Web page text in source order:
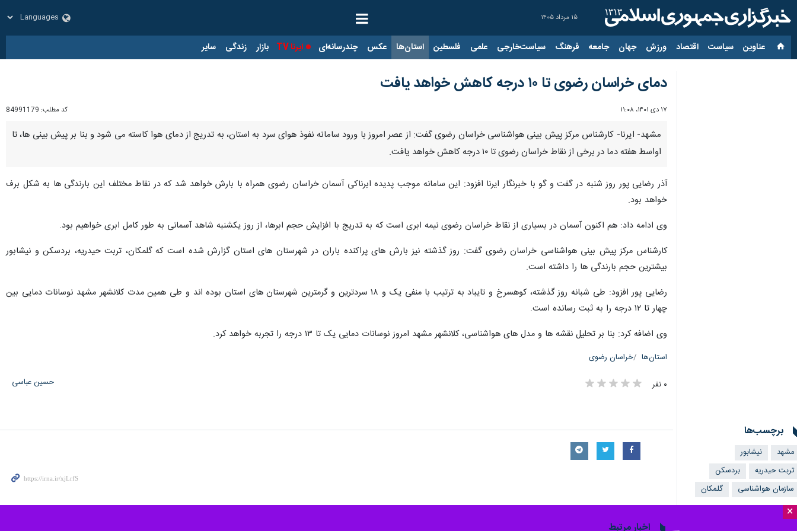
۱۵ مرداد ۱۴۰۵
عناوین‌ سیاست اقتصاد ورزش جهان جامعه فرهنگ سیاست‌خارجی علمی فلسطین استان‌ها عکس چندرسانه‌ای ایرنا TV بازار زندگی سایر
×
دمای خراسان رضوی تا ۱۰ درجه کاهش خواهد یافت
۱۷ دی ۱۴۰۱، ۱۱:۰۸ کد مطلب: 84991179
مشهد- ایرنا- کارشناس مرکز پیش بینی هواشناسی خراسان رضوی گفت: از عصر امروز با ورود سامانه نفوذ هوای سرد به استان، به تدریج از دمای هوا کاسته می شود و بنا بر پیش بینی ها، تا
اواسط هفته دما در برخی از نقاط خراسان رضوی تا ۱۰ درجه کاهش خواهد یافت.
آذر رضایی پور روز شنبه در گفت و گو با خبرنگار ایرنا افزود: این سامانه موجب پدیده ابرناکی آسمان خراسان رضوی همراه با بارش خواهد شد که در نقاط مختلف این بارندگی ها به شکل برف
خواهد بود.
وی ادامه داد: هم اکنون آسمان در بسیاری از نقاط خراسان رضوی نیمه ابری است که به تدریج با افزایش حجم ابرها، از روز یکشنبه شاهد آسمانی به طور کامل ابری خواهیم بود.
کارشناس مرکز پیش بینی هواشناسی خراسان رضوی گفت: روز گذشته نیز بارش های پراکنده باران در شهرستان های استان گزارش شده است که گلمکان، تربت حیدریه، بردسکن و نیشابور
بیشترین حجم بارندگی ها را داشته است.
رضایی پور افزود: طی شبانه روز گذشته، کوهسرخ و تایباد به ترتیب با منفی یک و ۱۸ سردترین و گرمترین شهرستان های استان بوده اند و طی همین مدت کلانشهر مشهد نوسانات دمایی بین
چهار تا ۱۲ درجه را به ثبت رسانده است.
وی اضافه کرد: بنا بر تحلیل نقشه ها و مدل های هواشناسی، کلانشهر مشهد امروز نوسانات دمایی یک تا ۱۳ درجه را تجربه خواهد کرد.
استان‌ها خراسان رضوی
۰ نفر حسین عباسی
برچسب‌ها
مشهد
نیشابور
تربت حیدریه
بردسکن
سازمان هواشناسی
گلمکان
اخبار مرتبط